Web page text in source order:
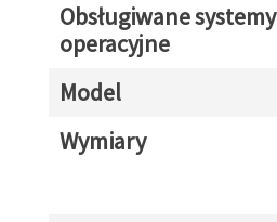
Obsługiwane systemy
operacyjne
Model
Wymiary